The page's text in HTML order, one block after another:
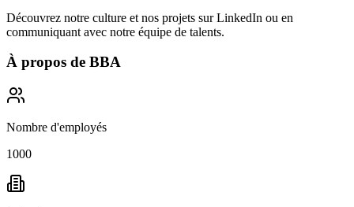
Découvrez notre culture et nos projets surLinkedIn ou en
communiquant avec notre équipe de talents.
À propos de BBA
Nombre d'employés
1000